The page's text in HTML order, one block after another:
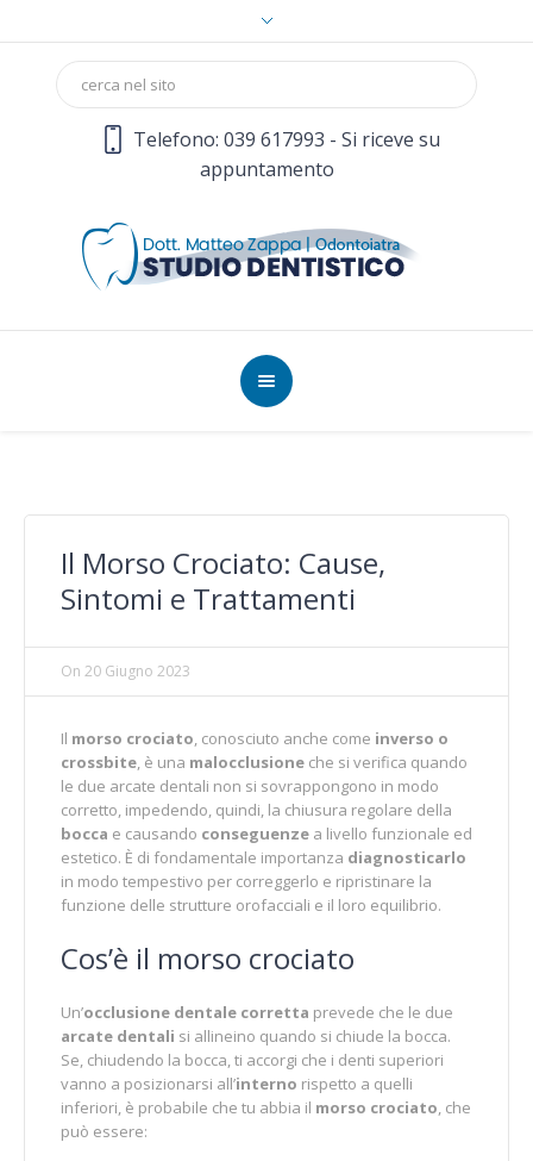
Telefono: 039 617993 - Si riceve su
appuntamento
Il Morso Crociato: Cause,
Sintomi e Trattamenti
On 20 Giugno 2023
Il morso crociato, conosciuto anche come inverso o
crossbite, è una malocclusione che si verifica quando
le due arcate dentali non si sovrappongono in modo
corretto, impedendo, quindi, la chiusura regolare della
bocca e causando conseguenze a livello funzionale ed
estetico. È di fondamentale importanza diagnosticarlo
in modo tempestivo per correggerlo e ripristinare la
funzione delle strutture orofacciali e il loro equilibrio.
Cos’è il morso crociato
Un’occlusione dentale corretta prevede che le due
arcate dentali si allineino quando si chiude la bocca.
Se, chiudendo la bocca, ti accorgi che i denti superiori
vanno a posizionarsi all’interno rispetto a quelli
inferiori, è probabile che tu abbia il morso crociato, che
può essere: